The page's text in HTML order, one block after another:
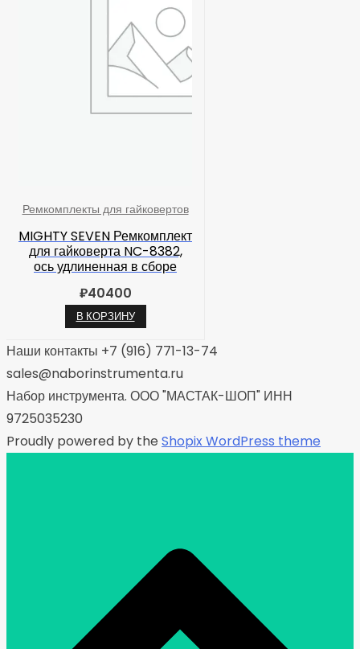
Ремкомплекты для гайковертов
MIGHTY SEVEN Ремкомплект
для гайковерта NC-8382,
ось удлиненная в сборе
₽40400
В КОРЗИНУ
Наши контакты +7 (916) 771-13-74
sales@naborinstrumenta.ru
Набор инструмента. ООО "МАСТАК-ШОП" ИНН
9725035230
Proudly powered by the Shopix WordPress theme